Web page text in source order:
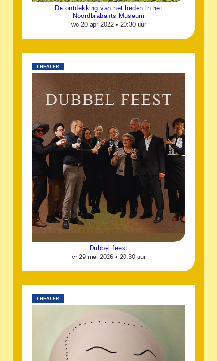
De ontdekking van het heden in het
Noordbrabants Museum
wo 20 apr 2022 • 20:30 uur
THEATER
Dubbel feest
vr 29 mei 2026 • 20:30 uur
THEATER